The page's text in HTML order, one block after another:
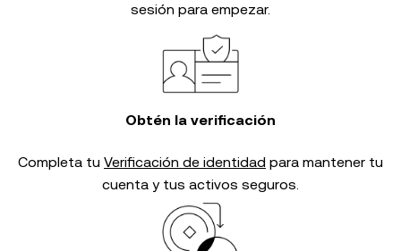
sesión para empezar.
Obtén la verificación
Completa tu Verificación de identidad para mantener tu
cuenta y tus activos seguros.